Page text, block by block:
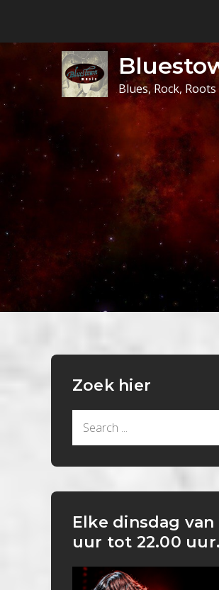
content
Blues, Rock,
Zoek hier
Elke dinsdag van
uur tot 22.00 uur.